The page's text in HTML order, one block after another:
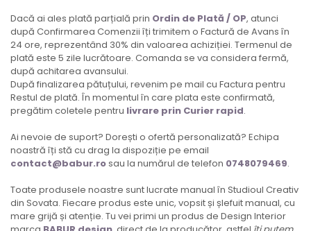
Dacă ai ales plată parțială prin Ordin de Plată / OP, atunci
după Confirmarea Comenzii îți trimitem o Factură de Avans în
24 ore, reprezentând 30% din valoarea achiziției. Termenul de
plată este 5 zile lucrătoare. Comanda se va considera fermă,
după achitarea avansului.
După finalizarea pătuțului, revenim pe mail cu Factura pentru
Restul de plată. În momentul în care plata este confirmată,
pregătim coletele pentru livrare prin Curier rapid.
Ai nevoie de suport? Dorești o ofertă personalizată? Echipa
noastră îți stă cu drag la dispoziție pe email
contact@babur.rosau la numărul de telefon 0748079469.
Toate produsele noastre sunt lucrate manual în Studioul Creativ
din Sovata. Fiecare produs este unic, vopsit și șlefuit manual, cu
mare grijă și atenție. Tu vei primi un produs de Design Interior